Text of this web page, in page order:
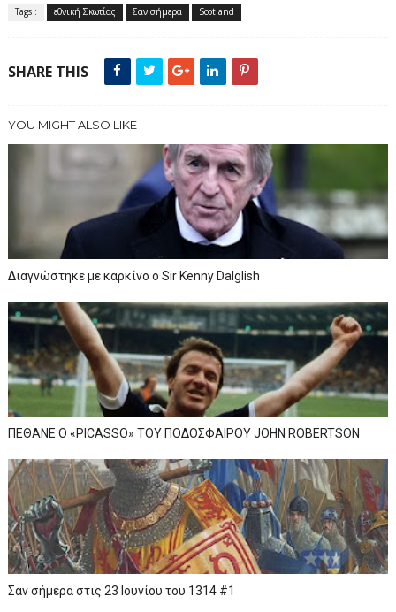
Tags : εθνική Σκωτίας Σαν σήμερα Scotland
SHARE THIS
YOU MIGHT ALSO LIKE
Διαγνώστηκε με καρκίνο ο Sir Kenny Dalglish
ΠΕΘΑΝΕ Ο «PICASSO» TOY ΠΟΔΟΣΦΑΙΡΟΥ JOHN ROBERTSON
Σαν σήμερα στις 23 Ιουνίου του 1314 #1